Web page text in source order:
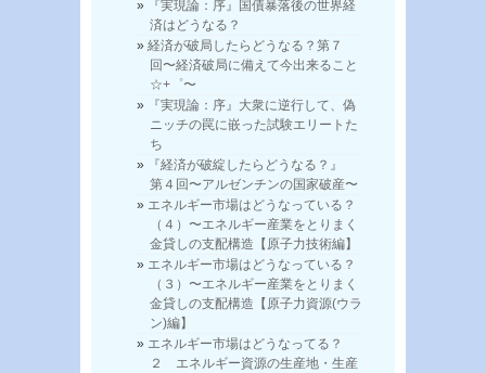
『実現論：序』国債暴落後の世界経
済はどうなる？
経済が破局したらどうなる？第７
回〜経済破局に備えて今出来ること
☆+゜〜
『実現論：序』大衆に逆行して、偽
ニッチの罠に嵌った試験エリートた
ち
『経済が破綻したらどうなる？』
第４回〜アルゼンチンの国家破産〜
エネルギー市場はどうなっている？
（４）〜エネルギー産業をとりまく
金貸しの支配構造【原子力技術編】
エネルギー市場はどうなっている？
（３）〜エネルギー産業をとりまく
金貸しの支配構造【原子力資源(ウラ
ン)編】
エネルギー市場はどうなってる？
２ エネルギー資源の生産地・生産